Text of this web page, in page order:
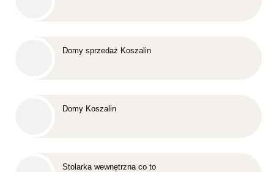
Domy sprzedaż Koszalin
Domy Koszalin
Stolarka wewnętrzna co to